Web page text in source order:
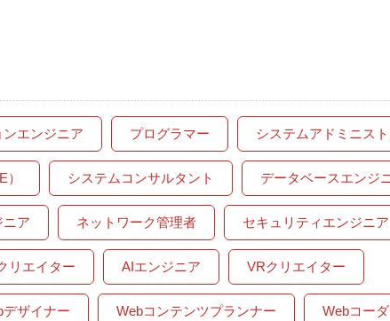
エンジニア プログラマー システムアドミニス
システムコンサルタント データベースエンジ
ニア ネットワーク管理者 セキュリティエンジニア
リエイター AIエンジニア VRクリエイター
デザイナー Webコンテンツプランナー Webコー